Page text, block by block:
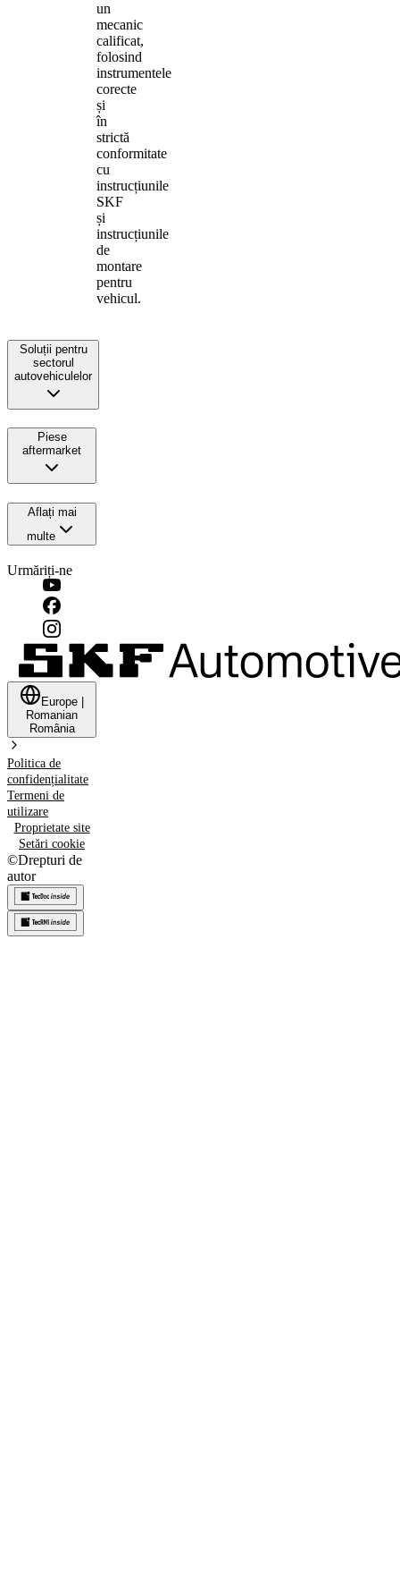
un
mecanic
calificat,
folosind
instrumentele
corecte
și
în
strictă
conformitate
cu
instrucțiunile
SKF
și
instrucțiunile
de
montare
pentru
vehicul.
Soluții pentru
sectorul
autovehiculelor
Piese
aftermarket
Aflați mai
multe
Urmăriți-ne
Europe
Romanian
România
Politica de
confidențialitate
Termeni de
utilizare
Proprietate site
Setări cookie
©Drepturi de
autor